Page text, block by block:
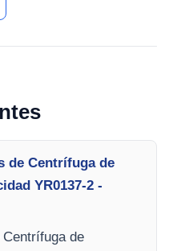
de Centrífuga de
YR0137-2 -
de